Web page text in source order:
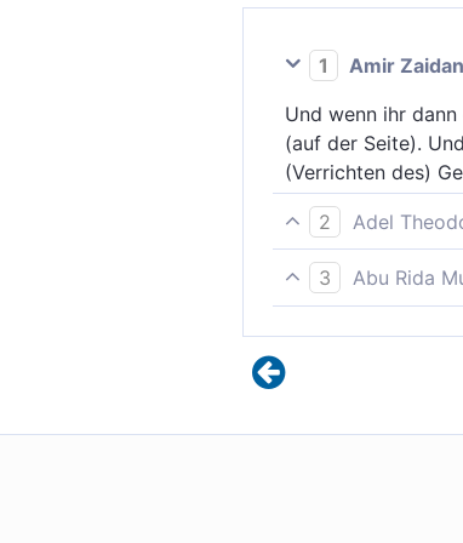
1
Amir Zaidan
Und wenn ihr
(auf der Seite).
(Verrichten des)
2
Adel
Und wenn ihr das
Und wenn ihr
3
Abu Rida